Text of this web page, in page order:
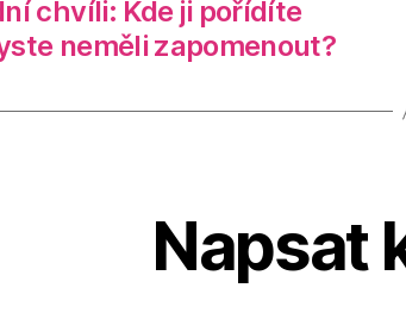
chvíli: Kde ji pořídíte
neměli zapomenout?
Napsat